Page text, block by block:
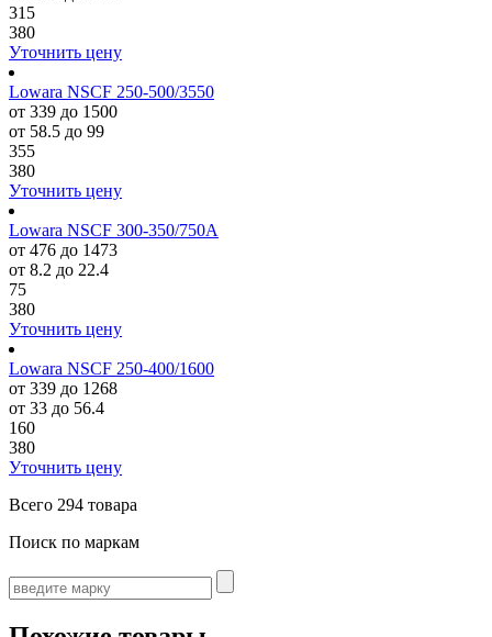
315
380
Уточнить цену
Lowara NSCF 250-500/3550
от 339 до 1500
от 58.5 до 99
355
380
Уточнить цену
Lowara NSCF 300-350/750A
от 476 до 1473
от 8.2 до 22.4
75
380
Уточнить цену
Lowara NSCF 250-400/1600
от 339 до 1268
от 33 до 56.4
160
380
Уточнить цену
Всего 294 товара
Поиск по маркам